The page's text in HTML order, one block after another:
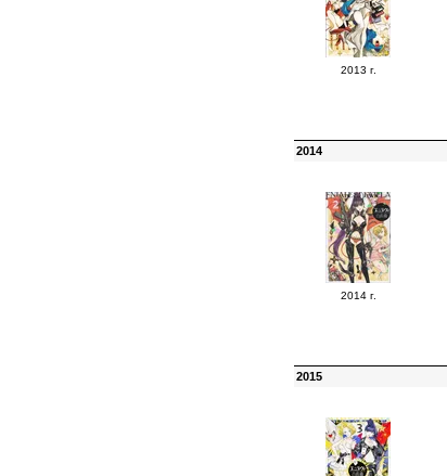
2013 г.
2014
2014 г.
2015